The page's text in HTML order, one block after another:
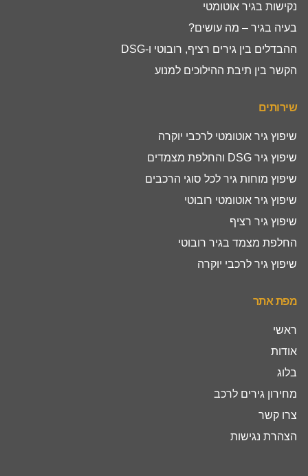
נקישות בגיר אוטומטי
בעיה בגיר – מה עושים?
ההבדלים בין גירים רציף, רובוטי ו-DSG
הקשר בין תיבת ההילוכים למנוע
שירותים
שיפוץ גיר אוטומטי לרכבי יוקרה
שיפוץ גיר DSG והחלפת מצמדים
שיפוץ מוחות גיר לכל סוגי הרכבים
שיפוץ גיר אוטומטי רובוטי
שיפוץ גיר רציף
החלפת מצמד בגיר רובוטי
שיפוץ גיר לרכבי יוקרה
מפת אתר
ראשי
אודות
בלוג
מחירון גירים לרכב
צרו קשר
הצהרת נגישות